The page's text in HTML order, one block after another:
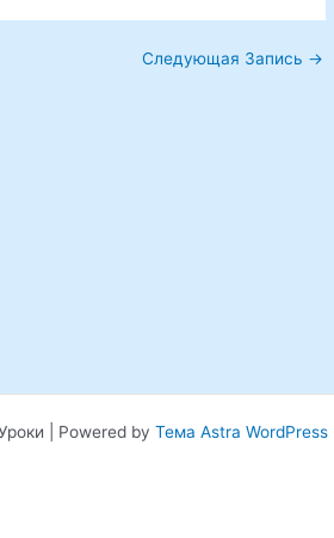
Следующая Запись →
| Powered by Тема Astra WordPress